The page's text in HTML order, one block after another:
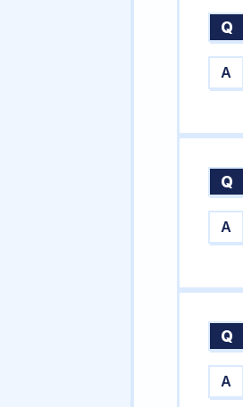
Q
A
Q
A
Q
A